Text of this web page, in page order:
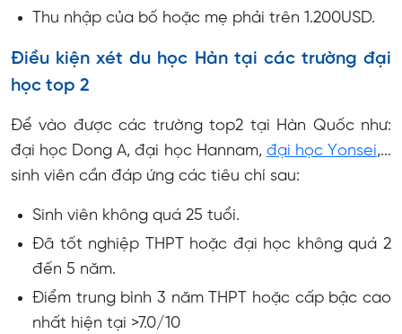
Thu nhập của bố hoặc mẹ phải trên 1.200USD.
Điều kiện xét du học Hàn tại các trường đại
học top 2
Để vào được các trường top2 tại Hàn Quốc như:
đại học Dong A, đại học Hannam, đại học Yonsei,...
sinh viên cần đáp ứng các tiêu chí sau:
Sinh viên không quá 25 tuổi.
Đã tốt nghiệp THPT hoặc đại học không quá 2
đến 5 năm.
Điểm trung bình 3 năm THPT hoặc cấp bậc cao
nhất hiện tại >7.0/10